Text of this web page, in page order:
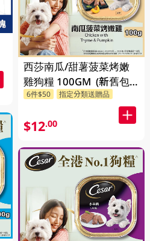
西莎南瓜/甜薯菠菜烤嫩
雞狗糧 100GM (新舊包
裝隨機發貨)
6件$50 指定分類送贈品
$12.00